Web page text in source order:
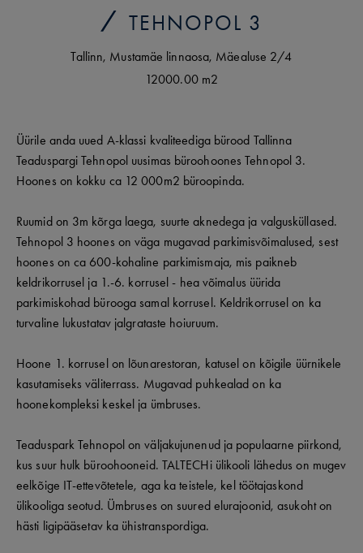
TEHNOPOL 3
Tallinn, Mustamäe linnaosa, Mäealuse 2/4
12000.00 m2
Üürile anda uued A-klassi kvaliteediga bürood Tallinna
Teaduspargi Tehnopol uusimas büroohoones Tehnopol 3.
Hoones on kokku ca 12 000m2 büroopinda.
Ruumid on 3m kõrga laega, suurte aknedega ja valgusküllased.
Tehnopol 3 hoones on väga mugavad parkimisvõimalused, sest
hoones on ca 600-kohaline parkimismaja, mis paikneb
keldrikorrusel ja 1.-6. korrusel - hea võimalus üürida
parkimiskohad bürooga samal korrusel. Keldrikorrusel on ka
turvaline lukustatav jalgrataste hoiuruum.
Hoone 1. korrusel on lõunarestoran, katusel on kõigile üürnikele
kasutamiseks väliterrass. Mugavad puhkealad on ka
hoonekompleksi keskel ja ümbruses.
Teaduspark Tehnopol on väljakujunenud ja populaarne piirkond,
kus suur hulk büroohooneid. TALTECHi ülikooli lähedus on mugev
eelkõige IT-ettevõtetele, aga ka teistele, kel töötajaskond
ülikooliga seotud. Ümbruses on suured elurajoonid, asukoht on
hästi ligipääsetav ka ühistranspordiga.